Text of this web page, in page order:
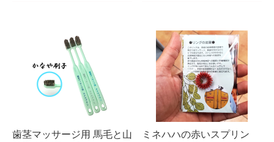
歯茎マッサージ用 馬毛と山
ミネハハの赤いスプリン